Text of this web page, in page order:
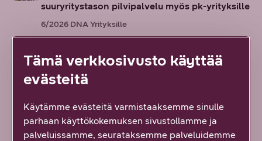
suuryritystason pilvipalvelu myös pk-yrityksille
6/2026 DNA Yrityksille
Euroopan kiristyvä kyberuhkakenttä kaventaa
yritysten pelivaraa
6/2026 DNA Yrityksille
Näiden vinkkien avulla palaat kesälomalta
työarkeen täynnä virtaa
Tämä verkkosivusto käyttää
evästeitä
Käytämme evästeitä varmistaaksemme sinulle
parhaan käyttökokemuksen sivustollamme ja
palveluissamme, seurataksemme palveluidemme